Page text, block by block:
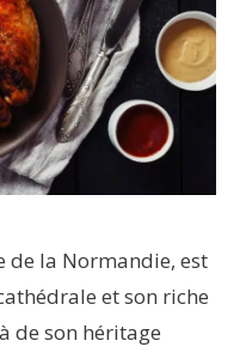
de la Normandie, est
et son riche
de son héritage